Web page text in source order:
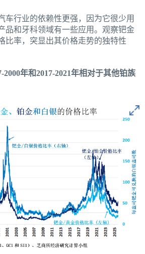
车行业的依赖性更强，因为它很少用
品和牙科领域有一些应用。观察钯金
比率，突显出其价格走势的独特性
2000年和2017-2021年相对于其他铂族